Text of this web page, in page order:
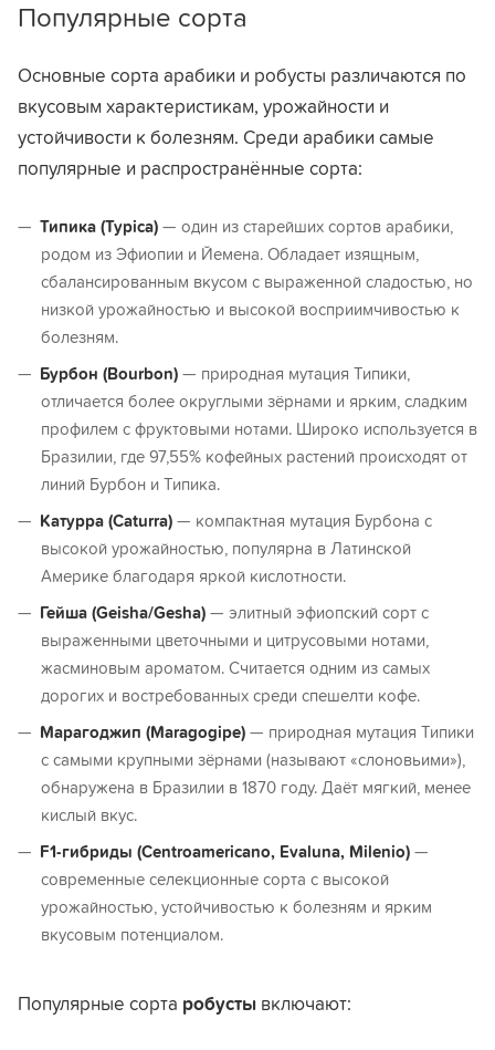
Популярные сорта
Основные сорта арабики и робусты различаются по
вкусовым характеристикам, урожайности и
устойчивости к болезням. Среди арабики самые
популярные и распространённые сорта:
Типика (Typica) — один из старейших сортов арабики,
родом из Эфиопии и Йемена. Обладает изящным,
сбалансированным вкусом с выраженной сладостью, но
низкой урожайностью и высокой восприимчивостью к
болезням.
Бурбон (Bourbon) — природная мутация Типики,
отличается более округлыми зёрнами и ярким, сладким
профилем с фруктовыми нотами. Широко используется в
Бразилии, где 97,55% кофейных растений происходят от
линий Бурбон и Типика.
Катурра (Caturra) — компактная мутация Бурбона с
высокой урожайностью, популярна в Латинской
Америке благодаря яркой кислотности.
Гейша (Geisha/Gesha) — элитный эфиопский сорт с
выраженными цветочными и цитрусовыми нотами,
жасминовым ароматом. Считается одним из самых
дорогих и востребованных среди спешелти кофе.
Марагоджип (Maragogipe) — природная мутация Типики
с самыми крупными зёрнами (называют «слоновьими»),
обнаружена в Бразилии в 1870 году. Даёт мягкий, менее
кислый вкус.
F1-гибриды (Centroamericano, Evaluna, Milenio) —
современные селекционные сорта с высокой
урожайностью, устойчивостью к болезням и ярким
вкусовым потенциалом.
Популярные сорта робусты включают: